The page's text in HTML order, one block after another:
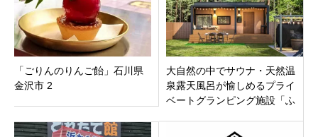
「ごりんのりんご飴」石川県
金沢市 2
大自然の中でサウナ・天然温
泉露天風呂が愉しめるプライ
ベートグランピング施設「ふ
留郡富士河口湖町に8月4日オ